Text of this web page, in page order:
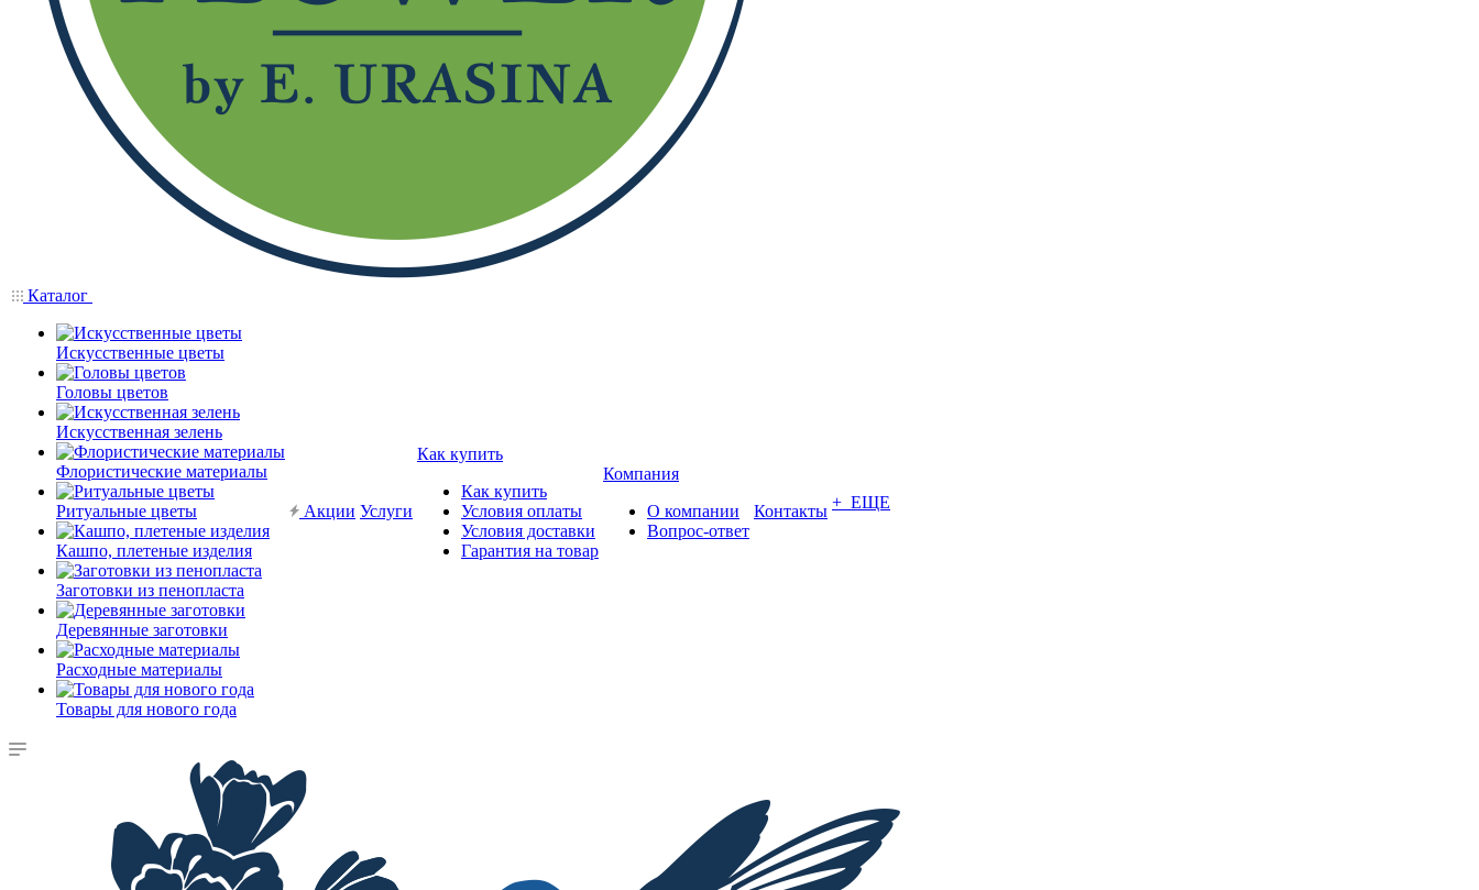
Каталог
Искусственные цветы
Головы цветов
Искусственная зелень
Флористические материалы
Ритуальные цветы
Кашпо, плетеные изделия
Заготовки из пенопласта
Деревянные заготовки
Расходные материалы
Товары для нового года
Акции Услуги
Как купить
Как купить
Условия оплаты
Условия доставки
Гарантия на товар
Компания
О компании
Вопрос-ответ
Контакты + ЕЩЕ